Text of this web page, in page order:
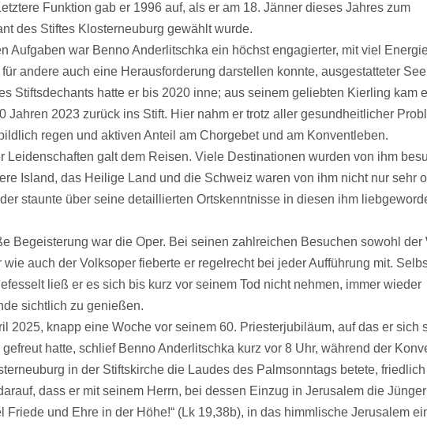
Funktion gab er 1996 auf, als er am 18. Jänner dieses Jahres zum
des Stiftes Klosterneuburg gewählt wurde.
Aufgaben war Benno Anderlitschka ein höchst engagierter, mit viel
andere auch eine Herausforderung darstellen konnte, ausgestatteter
Stiftsdechants hatte er bis 2020 inne; aus seinem geliebten Kierling kam
Jahren 2023 zurück ins Stift. Hier nahm er trotz aller gesundheitlicher
regen und aktiven Anteil am Chorgebet und am Konventleben.
Leidenschaften galt dem Reisen. Viele Destinationen wurden von ihm
Island, das Heilige Land und die Schweiz waren von ihm nicht nur sehr
staunte über seine detaillierten Ortskenntnisse in diesen ihm
Begeisterung war die Oper. Bei seinen zahlreichen Besuchen sowohl der
wie auch der Volksoper fieberte er regelrecht bei jeder Aufführung mit.
ließ er es sich bis kurz vor seinem Tod nicht nehmen, immer wieder
sichtlich zu genießen.
2025, knapp eine Woche vor seinem 60. Priesterjubiläum, auf das er sich
gefreut hatte, schlief Benno Anderlitschka kurz vor 8 Uhr, während der
in der Stiftskirche die Laudes des Palmsonntags betete,
dass er mit seinem Herrn, bei dessen Einzug in Jerusalem die
Friede und Ehre in der Höhe!“ (Lk 19,38b), in das himmlische Jerusalem